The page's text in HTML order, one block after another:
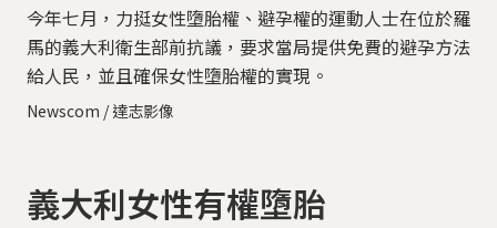
今年七月，力挺女性墮胎權、避孕權的運動人士在位於羅
馬的義大利衛生部前抗議，要求當局提供免費的避孕方法
給人民，並且確保女性墮胎權的實現。
Newscom / 達志影像
義大利女性有權墮胎